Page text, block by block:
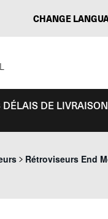
CHANGE
DE
Rétroviseurs End